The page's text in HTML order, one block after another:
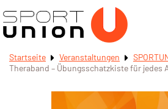
Startseite Veranstaltungen
Theraband – Übungsschatzkiste für jedes